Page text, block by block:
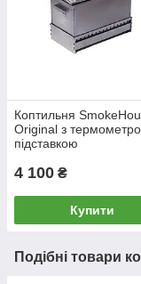
Коптильня
Original з
підставкою
4 100 ₴
Купити
Подібні товари